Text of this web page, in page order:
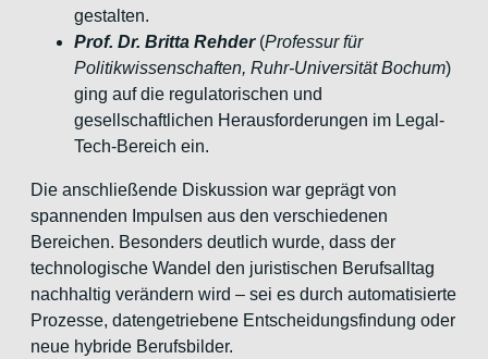
gestalten.
Prof. Dr. Britta Rehder(Professur für
Politikwissenschaften, Ruhr-Universität Bochum)
ging auf die regulatorischen und
gesellschaftlichen Herausforderungen im Legal-
Tech-Bereich ein.
Die anschließende Diskussion war geprägt von
spannenden Impulsen aus den verschiedenen
Bereichen. Besonders deutlich wurde, dass der
technologische Wandel den juristischen Berufsalltag
nachhaltig verändern wird – sei es durch automatisierte
Prozesse, datengetriebene Entscheidungsfindung oder
neue hybride Berufsbilder.